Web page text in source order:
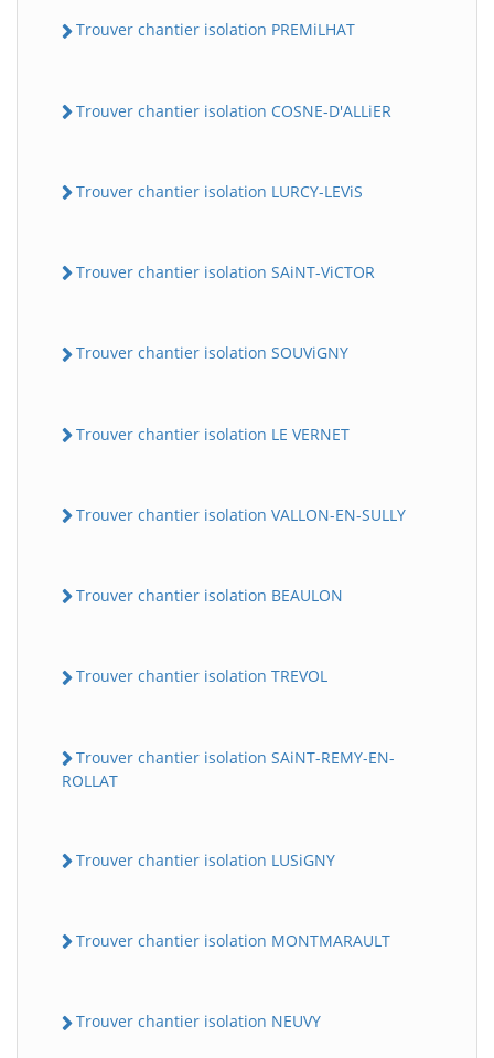
Trouver chantier isolation PREMiLHAT
Trouver chantier isolation COSNE-D'ALLiER
Trouver chantier isolation LURCY-LEViS
Trouver chantier isolation SAiNT-ViCTOR
Trouver chantier isolation SOUViGNY
Trouver chantier isolation LE VERNET
Trouver chantier isolation VALLON-EN-SULLY
Trouver chantier isolation BEAULON
Trouver chantier isolation TREVOL
Trouver chantier isolation SAiNT-REMY-EN-
ROLLAT
Trouver chantier isolation LUSiGNY
Trouver chantier isolation MONTMARAULT
Trouver chantier isolation NEUVY